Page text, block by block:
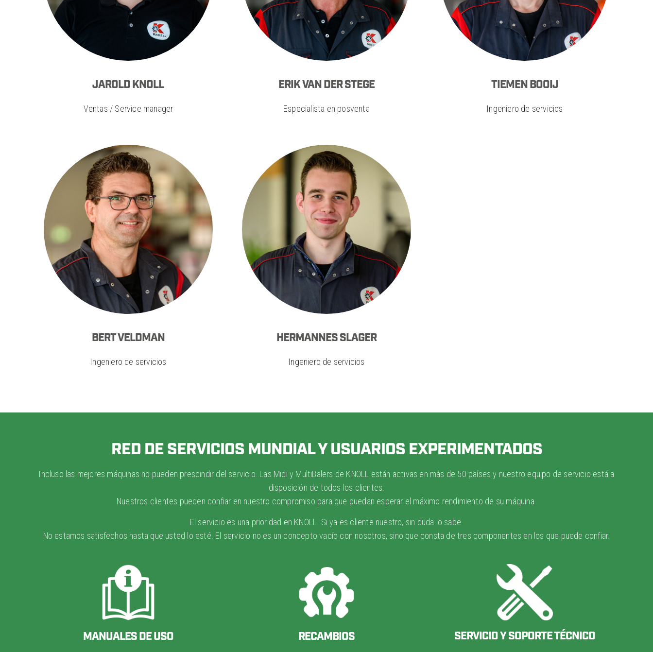
JAROLD KNOLL
Ventas / Service manager
ERIK VAN DER STEGE
Especialista en posventa
TIEMEN BOOIJ
Ingeniero de servicios
BERT VELDMAN
Ingeniero de servicios
HERMANNES SLAGER
Ingeniero de servicios
RED DE SERVICIOS MUNDIAL Y USUARIOS EXPERIMENTADOS
Incluso las mejores máquinas no pueden prescindir del servicio. Las Midi y MultiBalers de KNOLL están activas en más de 50 países y nuestro equipo de servicio está a
disposición de todos los clientes.
Nuestros clientes pueden confiar en nuestro compromiso para que puedan esperar el máximo rendimiento de su máquina.
El servicio es una prioridad en KNOLL. Si ya es cliente nuestro, sin duda lo sabe.
No estamos satisfechos hasta que usted lo esté. El servicio no es un concepto vacío con nosotros, sino que consta de tres componentes en los que puede confiar.
MANUALES DE USO RECAMBIOS SERVICIO Y SOPORTE TÉCNICO